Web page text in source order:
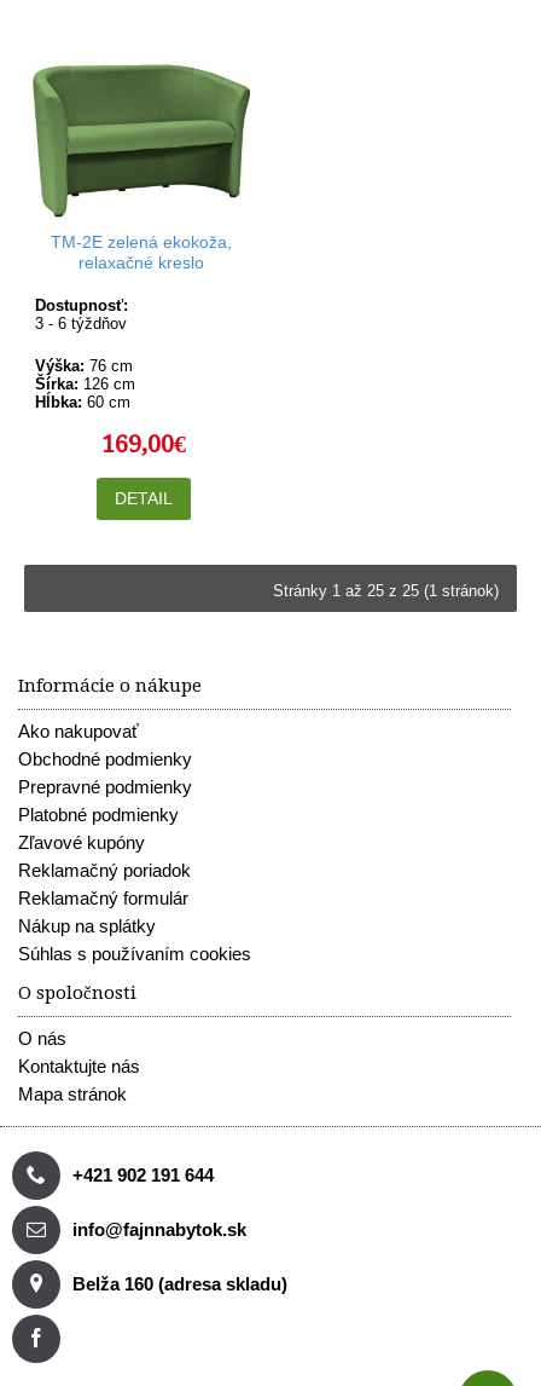
TM-2E zelená ekokoža,
relaxačné kreslo
Dostupnosť:
3 - 6 týždňov
Výška: 76 cm
Šírka: 126 cm
Hĺbka: 60 cm
169,00€
DETAIL
Stránky 1 až 25 z 25 (1 stránok)
Informácie o nákupe
Ako nakupovať
Obchodné podmienky
Prepravné podmienky
Platobné podmienky
Zľavové kupóny
Reklamačný poriadok
Reklamačný formulár
Nákup na splátky
Súhlas s používaním cookies
O spoločnosti
O nás
Kontaktujte nás
Mapa stránok
+421 902 191 644
info@fajnnabytok.sk
Belža 160 (adresa skladu)